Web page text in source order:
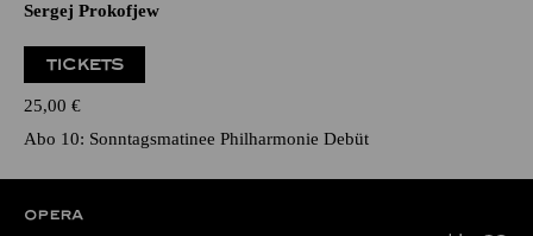
Sergej Prokofjew
TICKETS
25,00 €
Abo 10: Sonntagsmatinee Philharmonie Debüt
OPERA